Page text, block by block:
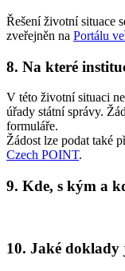
Řešení životní situace
zveřejněn na Portálu
8. Na které
V této životní situaci
úřady státní správy.
formuláře.
Žádost lze podat také
Czech POINT.
9. Kde, s kým a
10. Jaké doklady